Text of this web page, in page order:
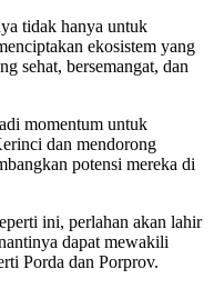
tidak hanya untuk
ekosistem yang
sehat, bersemangat, dan
momentum untuk
dan mendorong
potensi mereka di
ini, perlahan akan lahir
dapat mewakili
Porda dan Porprov.